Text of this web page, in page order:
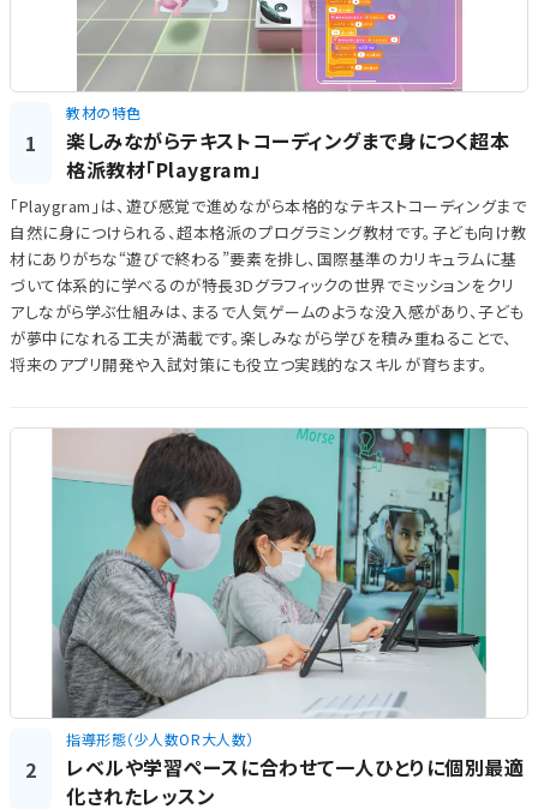
1
教材の特色
楽しみながらテキストコーディングまで身につく超本
格派教材「Playgram」
「Playgram」は、遊び感覚で進めながら本格的なテキストコーディングまで
自然に身につけられる、超本格派のプログラミング教材です。子ども向け教
材にありがちな“遊びで終わる”要素を排し、国際基準のカリキュラムに基
づいて体系的に学べるのが特長3Dグラフィックの世界でミッションをクリ
アしながら学ぶ仕組みは、まるで人気ゲームのような没入感があり、子ども
が夢中になれる工夫が満載です。楽しみながら学びを積み重ねることで、
将来のアプリ開発や入試対策にも役立つ実践的なスキルが育ちます。
2
指導形態（少人数OR大人数）
レベルや学習ペースに合わせて一人ひとりに個別最適
化されたレッスン